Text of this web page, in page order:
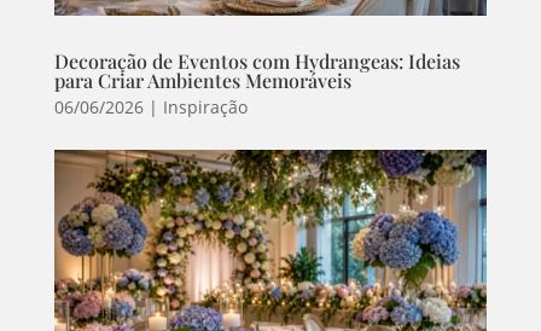
Decoração de Eventos com Hydrangeas: Ideias
para Criar Ambientes Memoráveis
06/06/2026| Inspiração